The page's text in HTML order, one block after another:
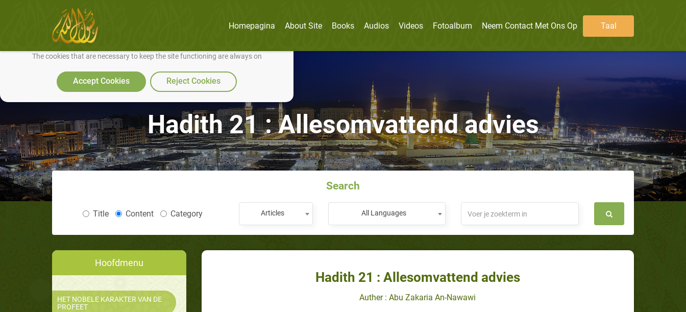
We use cookies to make our site work well for you and so we can continually improve it.
The cookies that are necessary to keep the site functioning are always on
Accept Cookies Reject Cookies
Homepagina About Site Books Audios Videos Fotoalbum Neem Contact Met Ons Op Taal
Hadith 21 : Allesomvattend advies
Search
Title Content Category Articles All Languages
Hoofdmenu
HET NOBELE KARAKTER VAN DE
PROFEET
Hadith 21 : Allesomvattend advies
Auther : Abu Zakaria An-Nawawi